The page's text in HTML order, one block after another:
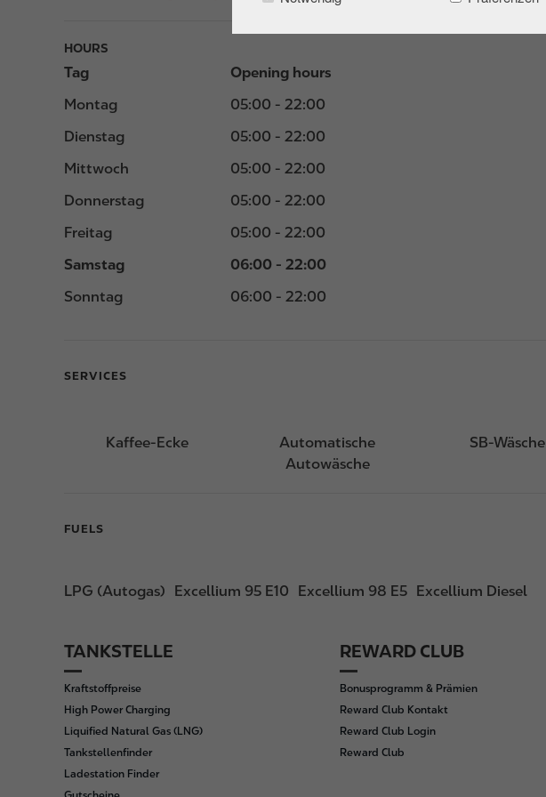
HOURS
Tag
Opening hours
Montag
05:00 - 22:00
Dienstag
05:00 - 22:00
Mittwoch
05:00 - 22:00
Donnerstag
05:00 - 22:00
Freitag
05:00 - 22:00
Samstag
06:00 - 22:00
Sonntag
06:00 - 22:00
SERVICES
Kaffee-Ecke
Automatische
Autowäsche
SB-Wäsche
FUELS
LPG (Autogas) Excellium 95 E10 Excellium 98 E5 Excellium Diesel
F
o
o
t
e
r
TANKSTELLE
Kraftstoffpreise
High Power Charging
Liquified Natural Gas (LNG)
Tankstellenfinder
Ladestation Finder
REWARD CLUB
Bonusprogramm & Prämien
Reward Club Kontakt
Reward Club Login
Reward Club